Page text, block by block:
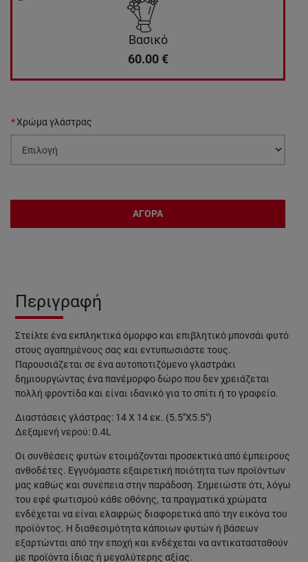
Βασικό
60.00 €
Χρώμα γλάστρας
ΑΓΟΡΑ
Περιγραφή
Στείλτε ένα εκπληκτικά όμορφο και επιβλητικό μπονσάι φυτό
στους αγαπημένους σας και εντυπωσιάστε τους.
Παρουσιάζεται σε ένα αυτοποτιζόμενο γλαστράκι
δημιουργώντας ένα πανέμορφο δώρο που δεν χρειάζεται
πολλή φροντίδα και είναι ιδανικό για το σπίτι ή το γραφείο.
Διαστάσεις γλάστρας: 14 Χ 14 εκ. (5.5"Χ5.5")
Δεξαμενή νερού: 0.4L
Οι συνθέσεις φυτών ετοιμάζονται προσεκτικά από έμπειρους
ανθοδέτες. Εγγυόμαστε εξαιρετική ποιότητα των προϊόντων
μας καθώς και συνέπεια στην παράδοση. Σημειώστε ότι, λόγω
του εφέ φωτισμού κάθε οθόνης, τα πραγματικά χρώματα
ενδέχεται να είναι ελαφρώς διαφορετικά από την εικόνα του
προϊόντος. Η διαθεσιμότητα κάποιων φυτών ή βάσεων
εξαρτώνται από την εποχή και ενδέχεται να αντικατασταθούν
με προϊόντα ίδιας ή μεγαλύτερης αξίας.